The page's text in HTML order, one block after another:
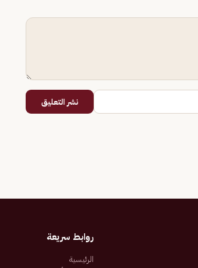
نشر التعليق
روابط سريعة
الرئيسية